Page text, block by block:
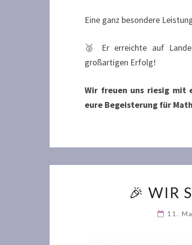
Eine ganz besondere
🥈 Er erreichte auf
großartigen Erfolg!
Wir freuen uns riesig mit
eure Begeisterung für
🎉 WIR
11.